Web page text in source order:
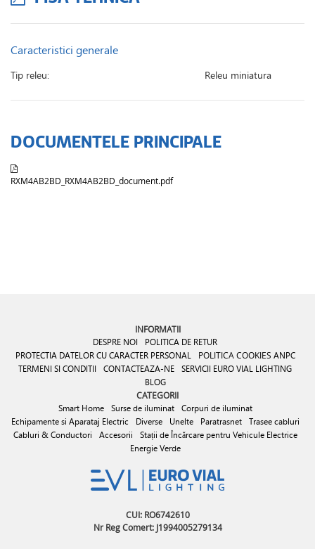
Caracteristici generale
Tip releu: Releu miniatura
DOCUMENTELE PRINCIPALE
RXM4AB2BD_RXM4AB2BD_document.pdf
INFORMATII
DESPRE NOI
POLITICA DE RETUR
PROTECTIA DATELOR CU CARACTER PERSONAL
POLITICA COOKIES ANPC
TERMENI SI CONDITII
CONTACTEAZA-NE SERVICII EURO VIAL LIGHTING
BLOG
CATEGORII
Smart Home Surse de iluminat
Corpuri de iluminat
Echipamente si Aparataj Electric
Diverse Unelte Paratrasnet
Trasee cabluri
Cabluri & Conductori
Accesorii
Stații de Încărcare pentru Vehicule Electrice
Energie Verde
CUI: RO6742610
Nr Reg Comert: J1994005279134